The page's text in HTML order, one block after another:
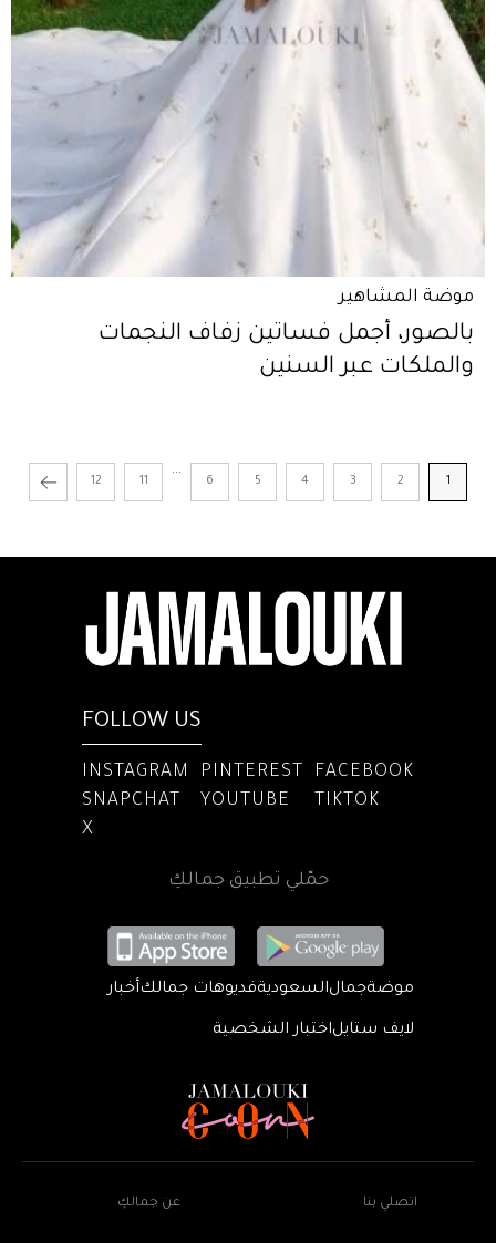
موضة المشاهير
بالصور، أجمل فساتين زفاف النجمات
والملكات عبر السنين
1
2
3
4
5
6
...
11
12
FOLLOW US
INSTAGRAM PINTEREST
FACEBOOK
SNAPCHAT
YOUTUBE
TIKTOK
X
حمّلي تطبيق جمالكِ
موضةجمالالسعوديةفديوهات جمالكأخبار
لايف ستايلاختبار الشخصية
اتصلي بنا عن جمالكِ